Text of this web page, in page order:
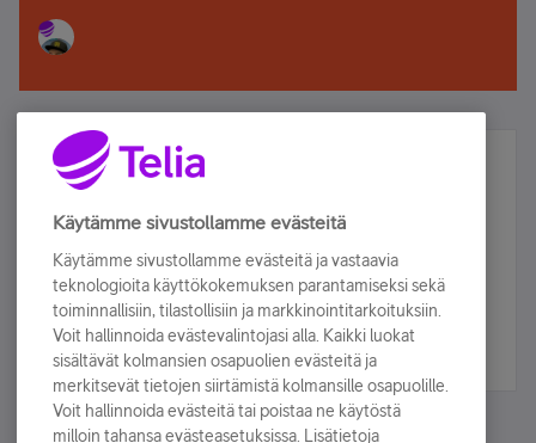
Älä jää paitsi – osallistu ja voita!
Tilaa Telian uutiskirje ja olet mukana arvonnassa.
sähköpostiisi.
Tilaa nyt
Käytämme sivustollamme evästeitä
Käytämme sivustollamme evästeitä ja vastaavia
teknologioita käyttökokemuksen parantamiseksi sekä
toiminnallisiin, tilastollisiin ja markkinointitarkoituksiin.
Voit hallinnoida evästevalintojasi alla. Kaikki luokat
sisältävät kolmansien osapuolien evästeitä ja
merkitsevät tietojen siirtämistä kolmansille osapuolille.
Voit hallinnoida evästeitä tai poistaa ne käytöstä
milloin tahansa evästeasetuksissa. Lisätietoja